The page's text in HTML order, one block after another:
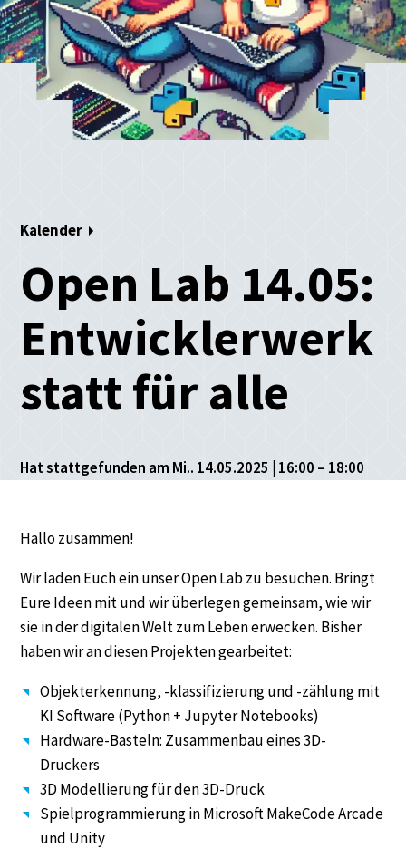
Kalender
Open Lab 14.05:
Entwicklerwerk
statt für alle
Hat stattgefunden am Mi.. 14.05.2025 | 16:00 – 18:00
Hallo zusammen!
Wir laden Euch ein unser Open Lab zu besuchen. Bringt
Eure Ideen mit und wir überlegen gemeinsam, wie wir
sie in der digitalen Welt zum Leben erwecken. Bisher
haben wir an diesen Projekten gearbeitet:
Objekterkennung, -klassifizierung und -zählung mit
KI Software (Python + Jupyter Notebooks)
Hardware-Basteln: Zusammenbau eines 3D-
Druckers
3D Modellierung für den 3D-Druck
Spielprogrammierung in Microsoft MakeCode Arcade
und Unity